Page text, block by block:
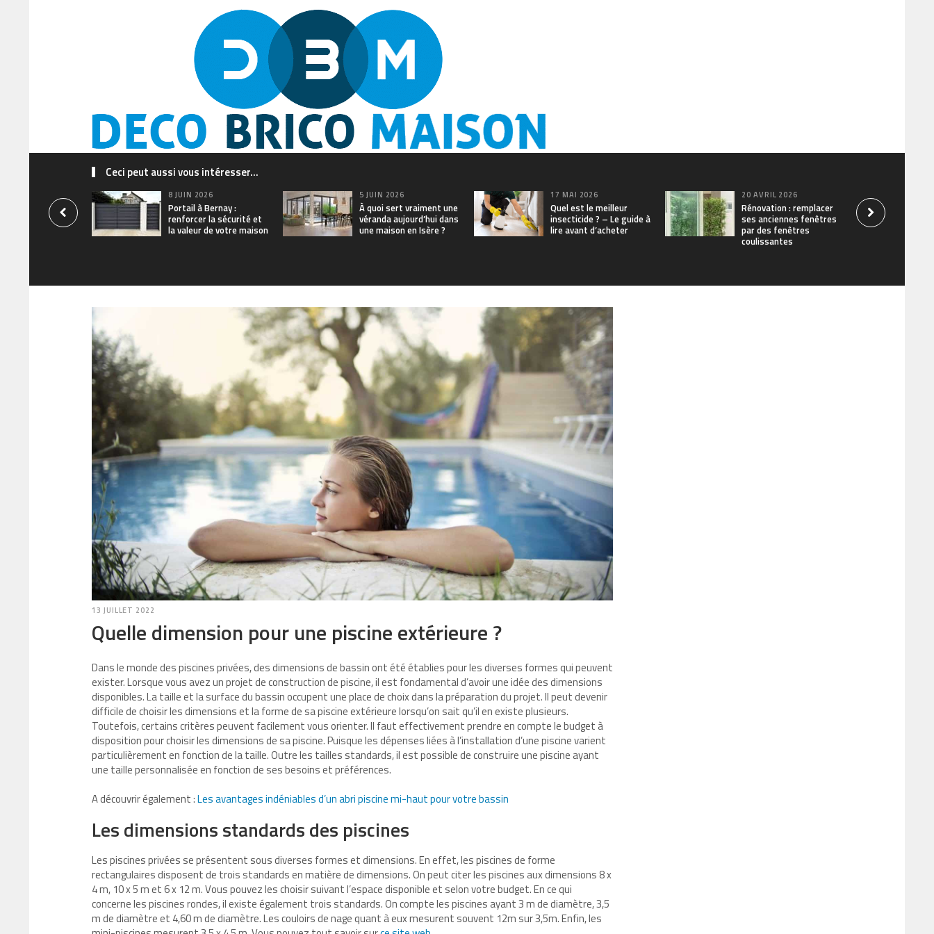
Ceci peut aussi vous intéresser...
8 JUIN 2026
Portail à Bernay :
renforcer la sécurité et
la valeur de votre maison
5 JUIN 2026
À quoi sert vraiment une
véranda aujourd’hui dans
une maison en Isère ?
17 MAI 2026
Quel est le meilleur
insecticide ? – Le guide à
lire avant d’acheter
20 AVRIL 2026
Rénovation : remplacer
ses anciennes fenêtres
par des fenêtres
coulissantes
13 JUILLET 2022
Quelle dimension pour une piscine extérieure ?
Dans le monde des piscines privées, des dimensions de bassin ont été établies pour les diverses formes qui peuvent
exister. Lorsque vous avez un projet de construction de piscine, il est fondamental d’avoir une idée des dimensions
disponibles. La taille et la surface du bassin occupent une place de choix dans la préparation du projet. Il peut devenir
difficile de choisir les dimensions et la forme de sa piscine extérieure lorsqu’on sait qu’il en existe plusieurs.
Toutefois, certains critères peuvent facilement vous orienter. Il faut effectivement prendre en compte le budget à
disposition pour choisir les dimensions de sa piscine. Puisque les dépenses liées à l’installation d’une piscine varient
particulièrement en fonction de la taille. Outre les tailles standards, il est possible de construire une piscine ayant
une taille personnalisée en fonction de ses besoins et préférences.
A découvrir également :Les avantages indéniables d’un abri piscine mi-haut pour votre bassin
Les dimensions standards des piscines
Les piscines privées se présentent sous diverses formes et dimensions. En effet, les piscines de forme
rectangulaires disposent de trois standards en matière de dimensions. On peut citer les piscines aux dimensions 8 x
4 m, 10 x 5 m et 6 x 12 m. Vous pouvez les choisir suivant l’espace disponible et selon votre budget. En ce qui
concerne les piscines rondes, il existe également trois standards. On compte les piscines ayant 3 m de diamètre, 3,5
m de diamètre et 4,60 m de diamètre. Les couloirs de nage quant à eux mesurent souvent 12m sur 3,5m. Enfin, les